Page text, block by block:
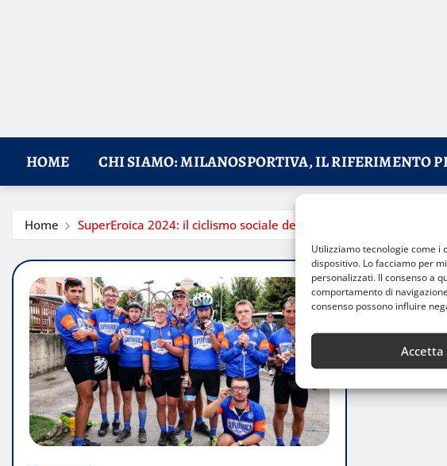
Utilizziamo tecnologie come i
dispositivo. Lo facciamo per
personalizzati. Il consenso a
comportamento di
consenso possono influire
Accetta
HOME CHI SIAMO: MILANOSPORTIVA, IL RIFERIMENTO
Home SuperEroica 2024: il ciclismo sociale della Fondazione Allianz